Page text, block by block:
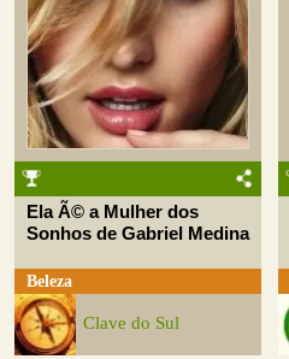
Ela Ã© a Mulher dos
Sonhos de Gabriel Medina
Beleza
Clave do Sul